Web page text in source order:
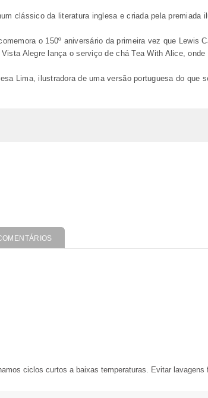
clássico da literatura inglesa e criada pela premiada
o 150º aniversário da primeira vez que
Alegre lança o serviço de chá Tea With Alice,
Lima, ilustradora de uma versão portuguesa do que
ciclos curtos a baixas temperaturas. Evitar lavagens